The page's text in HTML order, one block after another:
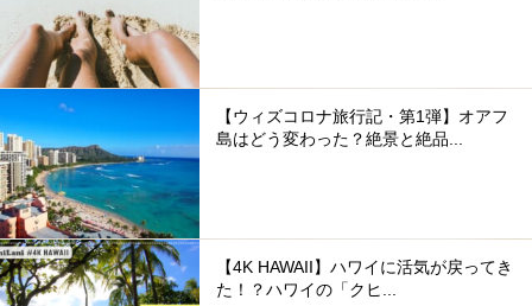
【ウィズコロナ旅行記・第1弾】オアフ
島はどう変わった？絶景と絶品...
【4K HAWAII】ハワイに活気が戻ってき
た！？ハワイの「クヒ...